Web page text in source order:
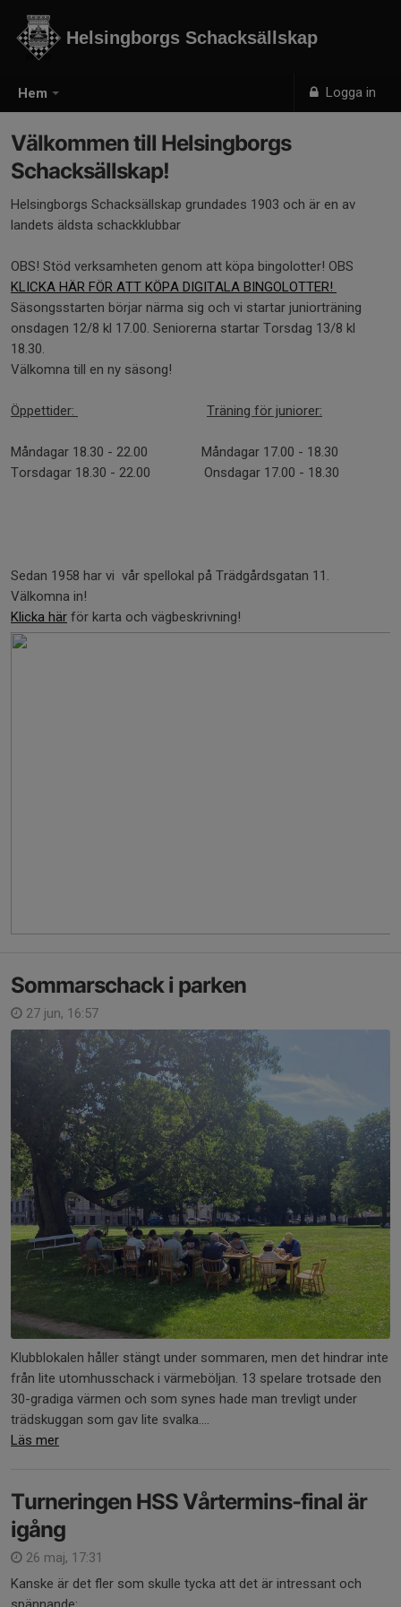
Hem Logga in
Helsingborgs Schacksällskap
Välkommen till Helsingborgs
Schacksällskap!
Helsingborgs Schacksällskap grundades 1903 och är en av
landets äldsta schackklubbar
OBS! Stöd verksamheten genom att köpa bingolotter! OBS
KLICKA HÄR FÖR ATT KÖPA DIGITALA BINGOLOTTER!
Säsongsstarten börjar närma sig och vi startar juniorträning
onsdagen 12/8 kl 17.00. Seniorerna startar Torsdag 13/8 kl
18.30.
Välkomna till en ny säsong!
Öppettider: Träning för juniorer:
Måndagar 18.30 - 22.00 Måndagar 17.00 - 18.30
Torsdagar 18.30 - 22.00 Onsdagar 17.00 - 18.30
Sedan 1958 har vi vår spellokal på Trädgårdsgatan 11.
Välkomna in!
Klicka här för karta och vägbeskrivning!
Sommarschack i parken
27 jun, 16:57
Klubblokalen håller stängt under sommaren, men det hindrar inte
från lite utomhusschack i värmeböljan. 13 spelare trotsade den
30-gradiga värmen och som synes hade man trevligt under
trädskuggan som gav lite svalka....
Läs mer
Turneringen HSS Vårtermins-final är
igång
26 maj, 17:31
Kanske är det fler som skulle tycka att det är intressant och